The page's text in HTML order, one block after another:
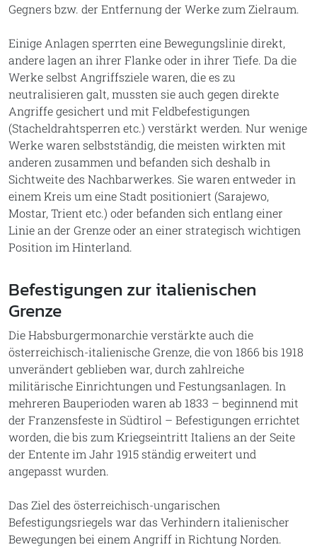
Gegners bzw. der Entfernung der Werke zum Zielraum.
Einige Anlagen sperrten eine Bewegungslinie direkt,
andere lagen an ihrer Flanke oder in ihrer Tiefe. Da die
Werke selbst Angriffsziele waren, die es zu
neutralisieren galt, mussten sie auch gegen direkte
Angriffe gesichert und mit Feldbefestigungen
(Stacheldrahtsperren etc.) verstärkt werden. Nur wenige
Werke waren selbstständig, die meisten wirkten mit
anderen zusammen und befanden sich deshalb in
Sichtweite des Nachbarwerkes. Sie waren entweder in
einem Kreis um eine Stadt positioniert (Sarajewo,
Mostar, Trient etc.) oder befanden sich entlang einer
Linie an der Grenze oder an einer strategisch wichtigen
Position im Hinterland.
Befestigungen zur italienischen
Grenze
Die Habsburgermonarchie verstärkte auch die
österreichisch-italienische Grenze, die von 1866 bis 1918
unverändert geblieben war, durch zahlreiche
militärische Einrichtungen und Festungsanlagen. In
mehreren Bauperioden waren ab 1833 – beginnend mit
der Franzensfeste in Südtirol – Befestigungen errichtet
worden, die bis zum Kriegseintritt Italiens an der Seite
der Entente im Jahr 1915 ständig erweitert und
angepasst wurden.
Das Ziel des österreichisch-ungarischen
Befestigungsriegels war das Verhindern italienischer
Bewegungen bei einem Angriff in Richtung Norden.